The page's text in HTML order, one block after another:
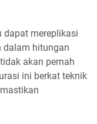
dapat mereplikasi
dalam hitungan
akan pernah
ini berkat teknik